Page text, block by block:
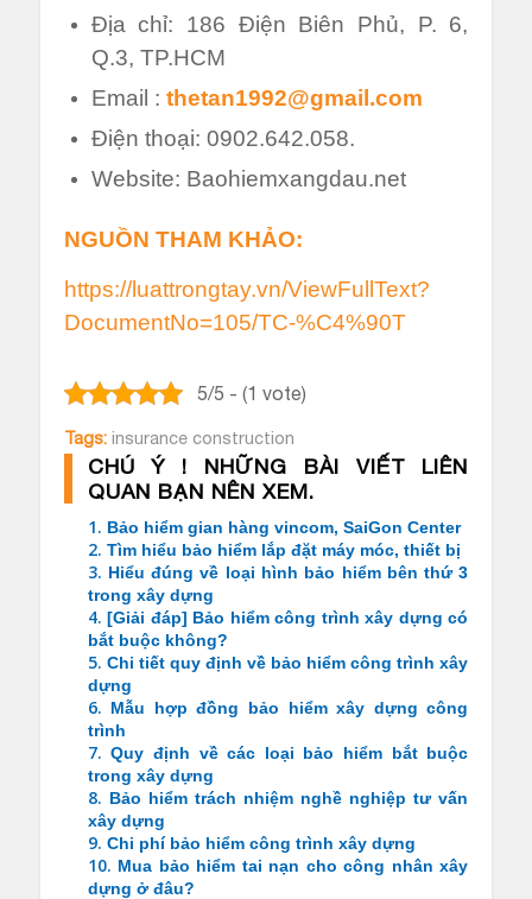
Địa chỉ: 186 Điện Biên Phủ, P. 6,
Q.3, TP.HCM
Email : thetan1992@gmail.com
Điện thoại: 0902.642.058.
Website: Baohiemxangdau.net
NGUỒN THAM KHẢO:
https://luattrongtay.vn/ViewFullText?
DocumentNo=105/TC-%C4%90T
5/5 - (1 vote)
Tags: insurance construction
CHÚ Ý ! NHỮNG BÀI VIẾT LIÊN
QUAN BẠN NÊN XEM.
1. Bảo hiểm gian hàng vincom, SaiGon Center
2. Tìm hiểu bảo hiểm lắp đặt máy móc, thiết bị
3. Hiểu đúng về loại hình bảo hiểm bên thứ 3
trong xây dựng
4.[Giải đáp] Bảo hiểm công trình xây dựng có
bắt buộc không?
5. Chi tiết quy định về bảo hiểm công trình xây
dựng
6. Mẫu hợp đồng bảo hiểm xây dựng công
trình
7.Quy định về các loại bảo hiểm bắt buộc
trong xây dựng
8. Bảo hiểm trách nhiệm nghề nghiệp tư vấn
xây dựng
9. Chi phí bảo hiểm công trình xây dựng
10. Mua bảo hiểm tai nạn cho công nhân xây
dựng ở đâu?